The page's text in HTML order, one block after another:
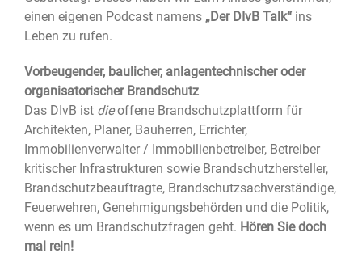
Geburtstag. Dieses haben wir zum Anlass genommen,
einen eigenen Podcast namens
Vorbeugender, baulicher, anlagentechnischer oder
organisatorischer Brandschutz
Das DIvB istdieoffene Brandschutzplattform für
Architekten, Planer, Bauherren, Errichter,
Immobilienverwalter / Immobilienbetreiber, Betreiber
kritischer Infrastrukturen sowie Brandschutzhersteller,
Brandschutzbeauftragte, Brandschutzsachverständige,
Feuerwehren, Genehmigungsbehörden und die Politik,
wenn es um Brandschutzfragen geht.